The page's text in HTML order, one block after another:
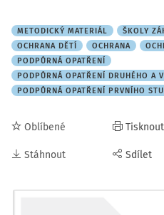
METODICKÝ MATERIÁL ŠKOLY
OCHRANA DĚTÍ
OCHRANA
PODPŮRNÁ OPATŘENÍ
PODPŮRNÁ OPATŘENÍ DRUHÉHO A
PODPŮRNÁ OPATŘENÍ PRVNÍHO
Oblíbené
Stáhnout
Tisknout
Sdílet